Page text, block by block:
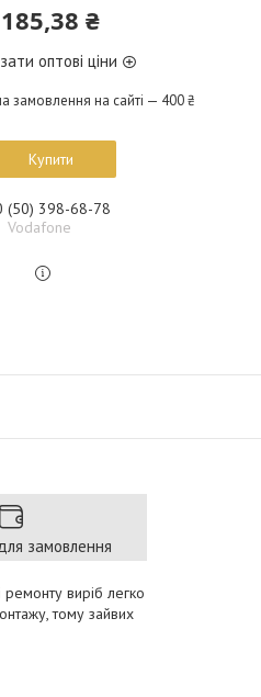
185,38 ₴
оптові ціни
замовлення на сайті — 400 ₴
Купити
(50) 398-68-78
Vodafone
замовлення
ремонту виріб легко
тому зайвих